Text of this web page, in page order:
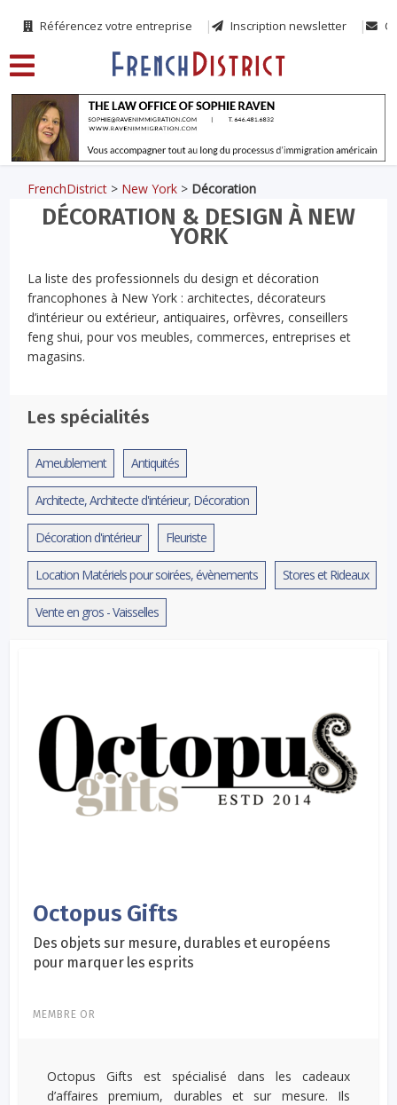
Référencez votre entreprise Inscription newsletter
FrenchDistrict > New York > Décoration
DÉCORATION & DESIGN À NEW
YORK
La liste des professionnels du design et décoration
francophones à New York : architectes, décorateurs
d’intérieur ou extérieur, antiquaires, orfèvres, conseillers
feng shui, pour vos meubles, commerces, entreprises et
magasins.
Les spécialités
Ameublement Antiquités
Architecte, Architecte d'intérieur, Décoration
Décoration d'intérieur Fleuriste
Location Matériels pour soirées, évènements Stores et Rideaux
Vente en gros - Vaisselles
Octopus Gifts
Des objets sur mesure, durables et européens
pour marquer les esprits
MEMBRE OR
Octopus Gifts est spécialisé dans les cadeaux
d’affaires premium, durables et sur mesure. Ils